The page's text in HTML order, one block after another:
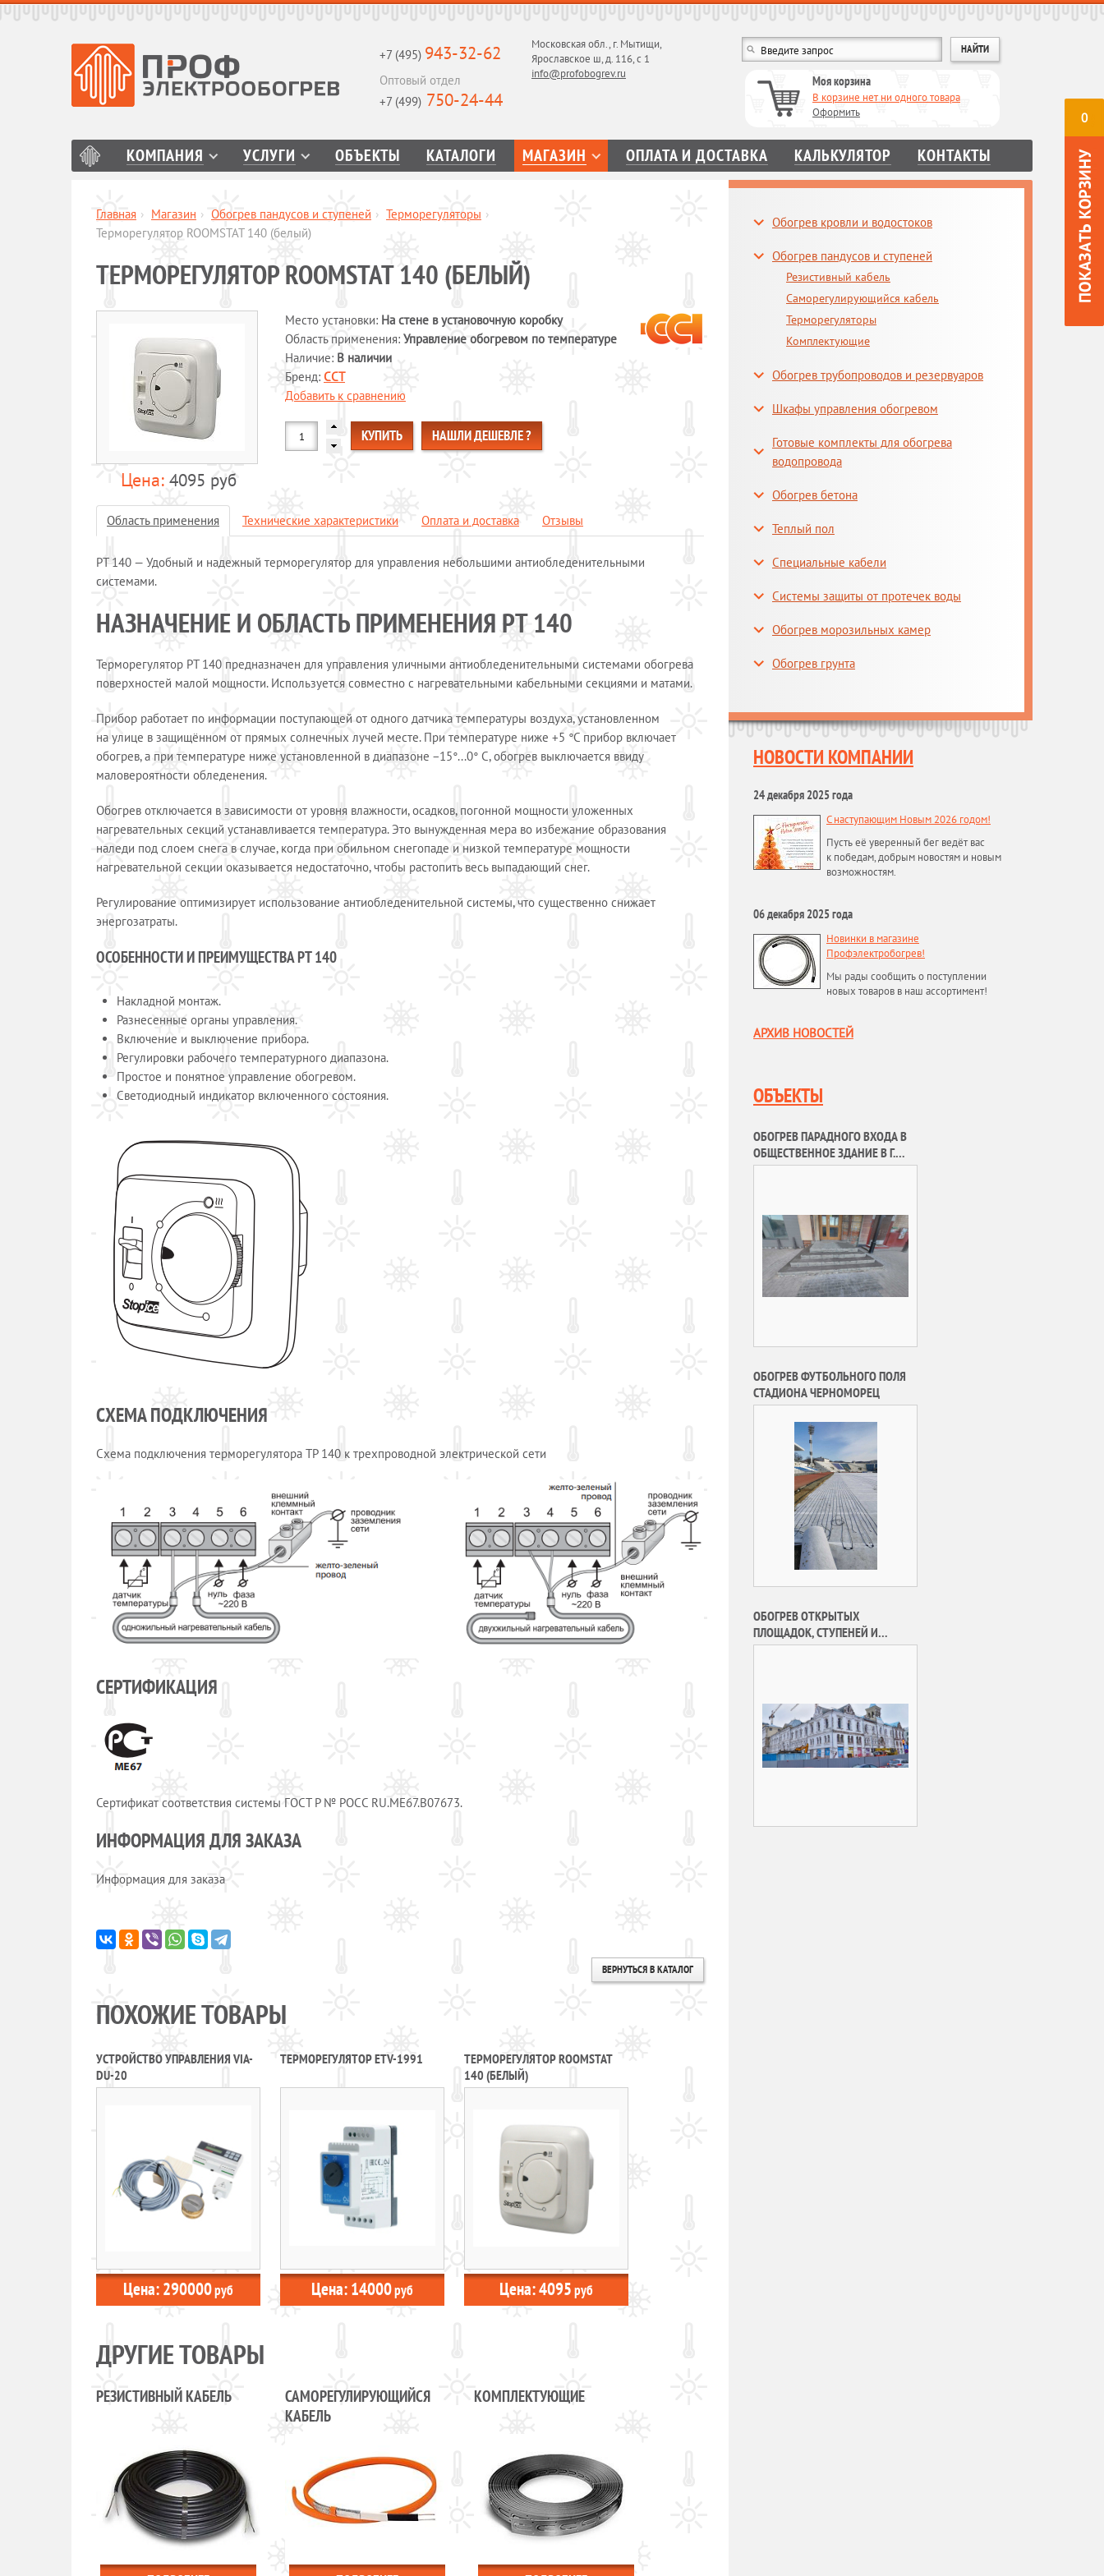
+7 (495) 943-32-62
Оптовый отдел
+7 (499) 750-24-44
Московская обл., г. Мытищи,
Ярославское ш, д. 116, с 1
info@profobogrev.ru
Моя корзина
В корзине нет ни одного товара
Оформить
КОМПАНИЯ УСЛУГИ ОБЪЕКТЫ КАТАЛОГИ МАГАЗИН ОПЛАТА И ДОСТАВКА КАЛЬКУЛЯТОР КОНТАКТЫ
Главная › Магазин › Обогрев пандусов и ступеней › Терморегуляторы ›
Терморегулятор ROOMSTAT 140 (белый)
ТЕРМОРЕГУЛЯТОР ROOMSTAT 140 (БЕЛЫЙ)
4095 руб
Место установки: На стене в установочную коробку
Область применения: Управление обогревом по температуре
Наличие: В наличии
Бренд: ССТ
Добавить к сравнению
КУПИТЬ НАШЛИ ДЕШЕВЛЕ ?
Область применения Технические характеристики Оплата и доставка Отзывы
РТ 140 — Удобный и надежный терморегулятор для управления небольшими антиобледенительными
системами.
НАЗНАЧЕНИЕ И ОБЛАСТЬ ПРИМЕНЕНИЯ РТ 140
Терморегулятор РТ 140 предназначен для управления уличными антиобледенительными системами обогрева
поверхностей малой мощности. Используется совместно с нагревательными кабельными секциями и матами.
Прибор работает по информации поступающей от одного датчика температуры воздуха, установленном
на улице в защищённом от прямых солнечных лучей месте. При температуре ниже +5 °С прибор включает
обогрев, а при температуре ниже установленной в диапазоне −15°...0° С, обогрев выключается ввиду
маловероятности обледенения.
Обогрев отключается в зависимости от уровня влажности, осадков, погонной мощности уложенных
нагревательных секций устанавливается температура. Это вынужденная мера во избежание образования
наледи под слоем снега в случае, когда при обильном снегопаде и низкой температуре мощности
нагревательной секции оказывается недостаточно, чтобы растопить весь выпадающий снег.
Регулирование оптимизирует использование антиобледенительной системы, что существенно снижает
энергозатраты.
ОСОБЕННОСТИ И ПРЕИМУЩЕСТВА РТ 140
Накладной монтаж.
Разнесенные органы управления.
Включение и выключение прибора.
Регулировки рабочего температурного диапазона.
Простое и понятное управление обогревом.
Светодиодный индикатор включенного состояния.
СХЕМА ПОДКЛЮЧЕНИЯ
Схема подключения терморегулятора ТР 140 к трехпроводной электрической сети
СЕРТИФИКАЦИЯ
Сертификат cоответствия системы ГОСТ Р № РОСС RU.МЕ67.В07673.
ИНФОРМАЦИЯ ДЛЯ ЗАКАЗА
Информация для заказа
ВЕРНУТЬСЯ В КАТАЛОГ
ПОХОЖИЕ ТОВАРЫ
УСТРОЙСТВО УПРАВЛЕНИЯ VIA-
DU-20
Цена:290000руб
ТЕРМОРЕГУЛЯТОР ETV-1991
Цена:14000руб
ТЕРМОРЕГУЛЯТОР ROOMSTAT
140 (БЕЛЫЙ)
Цена:4095руб
ДРУГИЕ ТОВАРЫ
РЕЗИСТИВНЫЙ КАБЕЛЬ
САМОРЕГУЛИРУЮЩИЙСЯ
КАБЕЛЬ
КОМПЛЕКТУЮЩИЕ
Обогрев кровли и водостоков
Обогрев пандусов и ступеней
Резистивный кабель
Саморегулирующийся кабель
Терморегуляторы
Комплектующие
Обогрев трубопроводов и резервуаров
Шкафы управления обогревом
Готовые комплекты для обогрева
водопровода
Обогрев бетона
Теплый пол
Специальные кабели
Системы защиты от протечек воды
Обогрев морозильных камер
Обогрев грунта
НОВОСТИ КОМПАНИИ
24 декабря 2025 года
С наступающим Новым 2026 годом!
Пусть её уверенный бег ведёт вас
к победам, добрым новостям и новым
возможностям.
06 декабря 2025 года
Новинки в магазине
Профэлектробогрев!
Мы рады сообщить о поступлении
новых товаров в наш ассортимент!
АРХИВ НОВОСТЕЙ
ОБЪЕКТЫ
ОБОГРЕВ ПАРАДНОГО ВХОДА В
ОБЩЕСТВЕННОЕ ЗДАНИЕ В Г.
МОСКВА
ОБОГРЕВ ФУТБОЛЬНОГО ПОЛЯ
СТАДИОНА ЧЕРНОМОРЕЦ
ОБОГРЕВ ОТКРЫТЫХ
ПЛОЩАДОК, СТУПЕНЕЙ И
ПАНДУСОВ МУЗЕЙНЫЙ ПАРКА.
0